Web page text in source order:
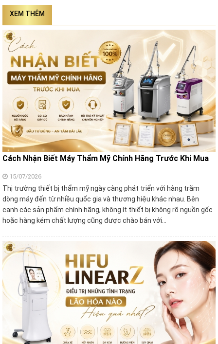
XEM THÊM
Cách Nhận Biết Máy Thẩm Mỹ Chính Hãng Trước Khi Mua
15/07/2026
Thị trường thiết bị thẩm mỹ ngày càng phát triển với hàng trăm
dòng máy đến từ nhiều quốc gia và thương hiệu khác nhau. Bên
cạnh các sản phẩm chính hãng, không ít thiết bị không rõ nguồn gốc
hoặc hàng kém chất lượng cũng được chào bán với…